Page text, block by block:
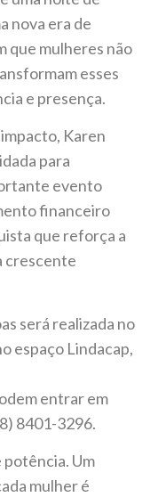
nova era de
que mulheres não
esses
e presença.
Karen
para
evento
financeiro
que reforça a
crescente
será realizada no
espaço Lindacap,
entrar em
8401-3296.
Um
mulher é